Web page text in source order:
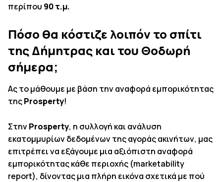
περίπου 90τ.μ.
Πόσο θα κόστιζε λοιπόν το σπίτι
της Δήμητρας και του Θοδωρή
σήμερα;
Ας το μάθουμε με βάση την αναφορά εμπορικότητας
τηςProsperty!
ΣτηνProsperty, η συλλογή και ανάλυση
εκατομμυρίων δεδομένων της αγοράς ακινήτων, μας
επιτρέπει να εξάγουμε μια αξιόπιστη αναφορά
εμπορικότητας κάθε περιοχής (marketability
report), δίνοντας μια πλήρη εικόνα σχετικά με πού